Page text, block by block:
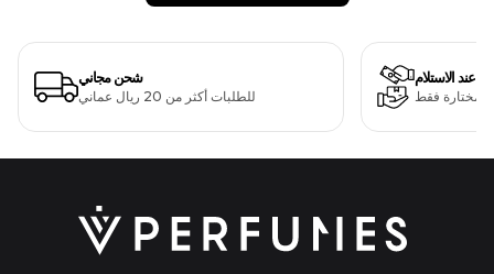
شحن مجاني
للطلبات أكثر من 20 ريال عماني
عند الاستلام
مختارة فقط